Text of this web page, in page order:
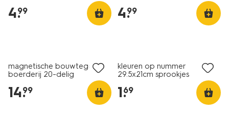
4.
99 4.
99
magnetische bouwtegels
boerderij 20-delig
14.
99
kleuren op nummer
29.5x21cm sprookjes
1.
69